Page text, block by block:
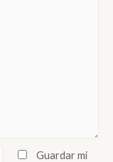
Guardar mi